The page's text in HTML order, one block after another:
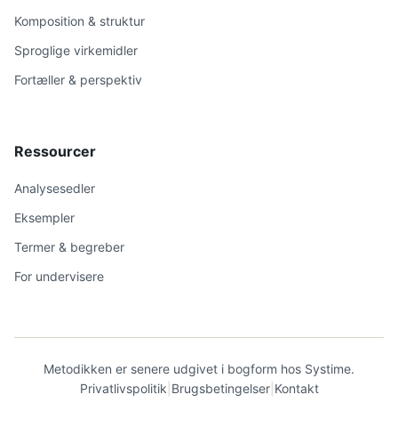
Komposition & struktur
Sproglige virkemidler
Fortæller & perspektiv
Ressourcer
Analysesedler
Eksempler
Termer & begreber
For undervisere
Metodikken er senere udgivet i bogform hos Systime.
Privatlivspolitik Brugsbetingelser| Kontakt